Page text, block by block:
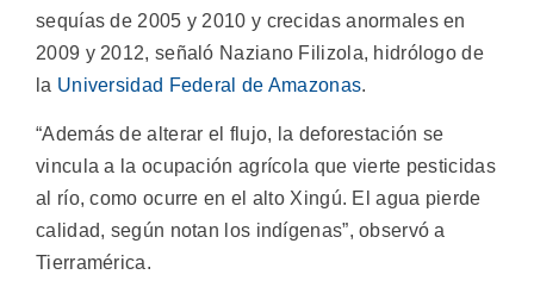
sequías de 2005 y 2010 y crecidas anormales en
2009 y 2012, señaló Naziano Filizola, hidrólogo de
la Universidad Federal de Amazonas.
“Además de alterar el flujo, la deforestación se
vincula a la ocupación agrícola que vierte pesticidas
al río, como ocurre en el alto Xingú. El agua pierde
calidad, según notan los indígenas”, observó a
Tierramérica.